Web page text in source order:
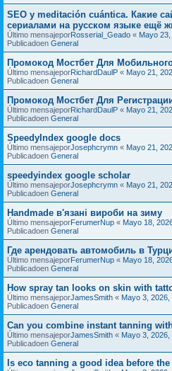
SEO y meditación cuántica. Какие
сериалами на русском языке ещё
Último mensajeporRosserial_Geado « Mayo
Publicadoen General
Промокод Мостбет Для
Último mensajeporRichardDaulP « Mayo 21,
Publicadoen General
Промокод Мостбет Для
Último mensajeporRichardDaulP « Mayo 21,
Publicadoen General
SpeedyIndex google docs
Último mensajeporJosephcrymn « Mayo 21,
Publicadoen General
speedyindex google scholar
Último mensajeporJosephcrymn « Mayo 21,
Publicadoen General
Handmade в'язані вироби на зиму
Último mensajeporFerumerNup « Mayo 18,
Publicadoen General
Где арендовать автомобиль в
Último mensajeporFerumerNup « Mayo 18,
Publicadoen General
How spray tan looks on skin with
Último mensajeporJamesSmith « Mayo 3, 2026,
Publicadoen General
Can you combine instant tanning
Último mensajeporJamesSmith « Mayo 3, 2026,
Publicadoen General
Is eco tanning a good idea before